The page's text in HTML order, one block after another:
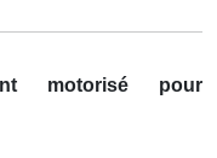
motorisé pour